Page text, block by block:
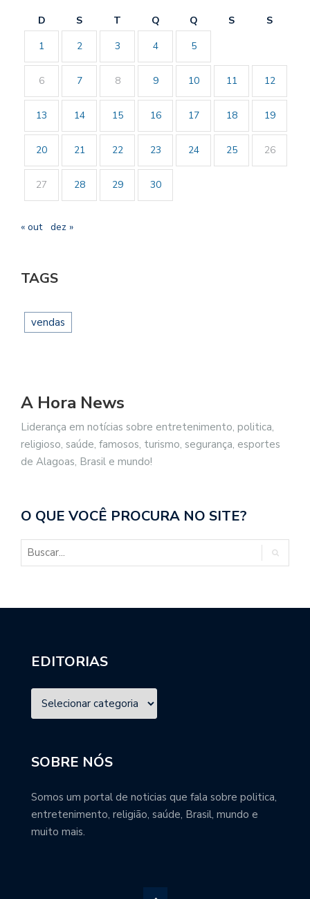
D S T Q Q S
S
1
2 3 4 5
6 7 8 9 10 11 12
13 14 15 16 17 18 19
20 21 22 23 24 25 26
27 28 29 30
« out dez »
TAGS
vendas
A Hora News
Liderança em notícias sobre entretenimento, politica,
religioso, saúde, famosos, turismo, segurança, esportes
de Alagoas, Brasil e mundo!
O QUE VOCÊ PROCURA NO SITE?
EDITORIAS
SOBRE NÓS
Somos um portal de noticias que fala sobre politica,
entretenimento, religião, saúde, Brasil, mundo e
muito mais.